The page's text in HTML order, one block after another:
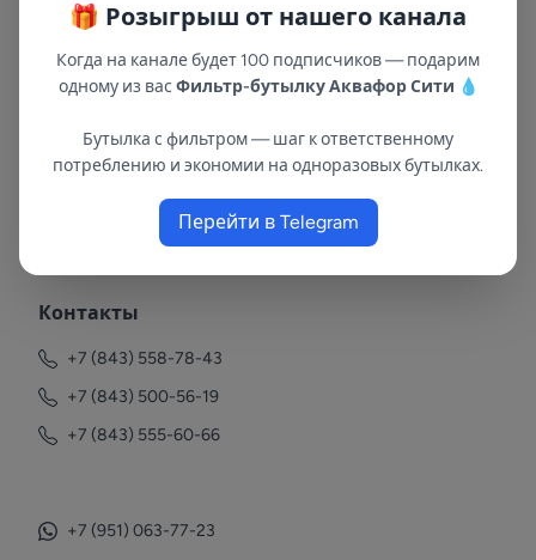
В республиках Татарстан и Марий Эл
Контакты
+7 (843) 558-78-43
+7 (843) 500-56-19
+7 (843) 555-60-66
+7 (951) 063-77-23
🎁 Розыгрыш от нашего канала
Когда на канале будет 100 подписчиков — подарим
одному из вас Фильтр-бутылку Аквафор Сити 💧
Бутылка с фильтром — шаг к ответственному
потреблению и экономии на одноразовых бутылках.
Перейти в Telegram